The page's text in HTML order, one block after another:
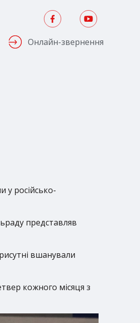
Онлайн-звернення
у російсько-
представляв
вшанували
кожного місяця з